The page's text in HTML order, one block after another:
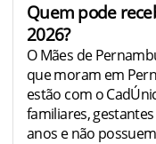
Quem pode
2026?
O Mães de
que moram em
estão com o
familiares,
anos e não